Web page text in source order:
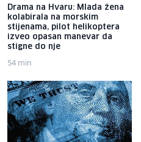
Drama na Hvaru: Mlada žena
kolabirala na morskim
stijenama, pilot helikoptera
izveo opasan manevar da
stigne do nje
54 min